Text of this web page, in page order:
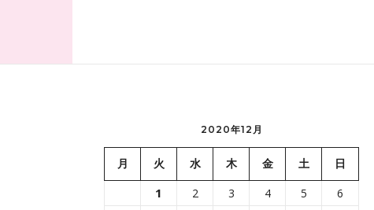
2020年12月
月 火 水 木 金 土 日
1 2 3 4 5
6